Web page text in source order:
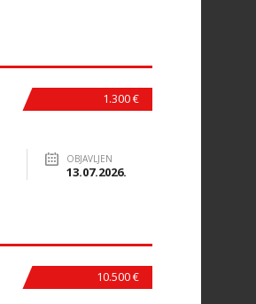
1.300 €
OBJAVLJEN
13.07.2026.
10.500 €